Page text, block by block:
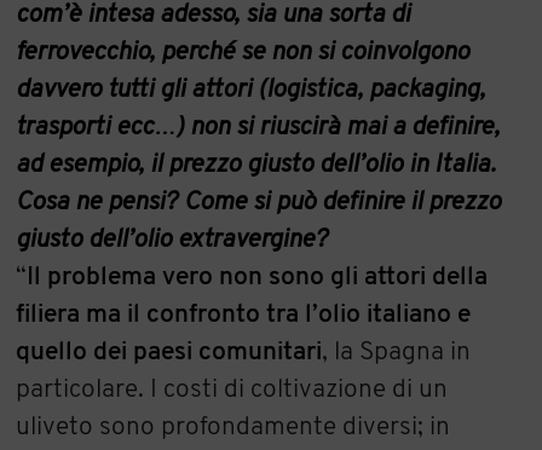
com’è intesa adesso, sia una sorta di
ferrovecchio, perché se non si coinvolgono
davvero tutti gli attori (logistica, packaging,
trasporti ecc…) non si riuscirà mai a definire,
ad esempio, il prezzo giusto dell’olio in Italia.
Cosa ne pensi? Come si può definire il prezzo
giusto dell’olio extravergine?
“ Il problema vero non sono gli attori della
filiera ma il confronto tra l’olio italiano e
quello dei paesi comunitari, la Spagna in
particolare. I costi di coltivazione di un
uliveto sono profondamente diversi; in